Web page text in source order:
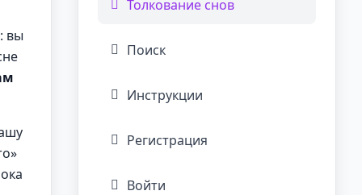
: вы
Толкование снов
Поиск
Инструкции
Регистрация
Войти